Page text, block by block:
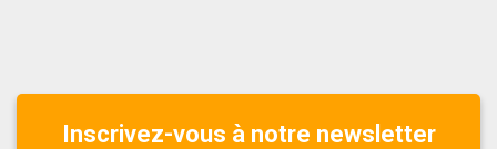
Inscrivez-vous à notre newsletter